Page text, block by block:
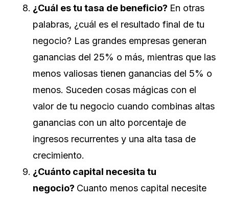
¿Cuál es tu tasa de beneficio? En otras
palabras, ¿cuál es el resultado final de tu
negocio? Las grandes empresas generan
ganancias del 25% o más, mientras que las
menos valiosas tienen ganancias del 5% o
menos. Suceden cosas mágicas con el
valor de tu negocio cuando combinas altas
ganancias con un alto porcentaje de
ingresos recurrentes y una alta tasa de
crecimiento.
¿Cuánto capital necesita tu
negocio? Cuanto menos capital necesite